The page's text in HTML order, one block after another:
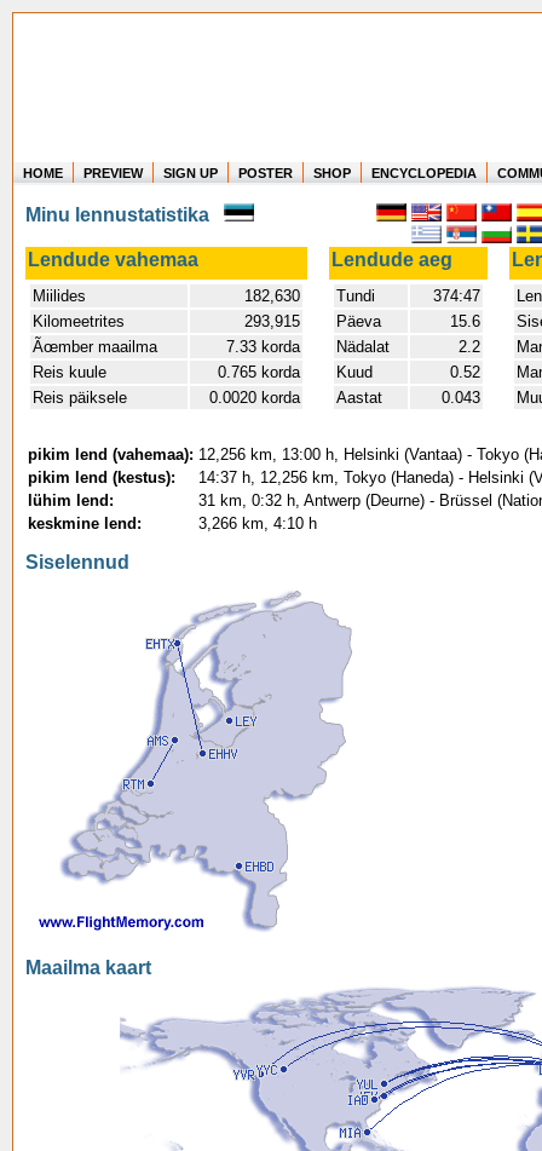
Where in the world have you flown?
How long have you been in the air?
Create your own FlightMemory and see!
HOME PREVIEW SIGN UP POSTER SHOP ENCYCLOPEDIA
Minu lennustatistika
Lendude vahemaa Lendude aeg
Miilides
182,630
Kilomeetrites
293,915
Ãœmber maailma
7.33 korda
Reis kuule
0.765 korda
Reis päiksele
0.0020 korda
Tundi
374:47
Päeva
15.6
Nädalat
2.2
Kuud
0.52
Aastat
0.043
pikim lend (vahemaa): 12,256 km, 13:00 h, Helsinki (Vantaa) - Tokyo
pikim lend (kestus):
14:37 h, 12,256 km, Tokyo (Haneda) - Helsinki
lühim lend:
31 km, 0:32 h, Antwerp (Deurne) - Brüssel
keskmine lend:
3,266 km, 4:10 h
Siselennud
Maailma kaart